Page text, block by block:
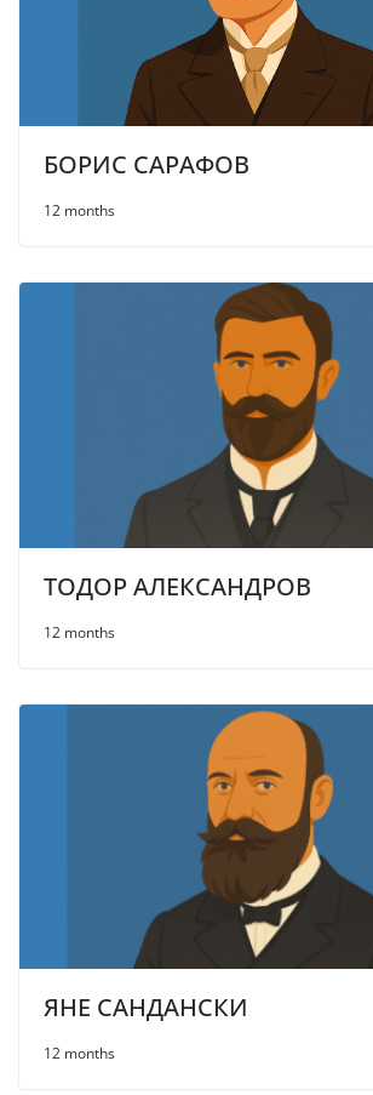
БОРИС САРАФОВ
12 months
ТОДОР АЛЕКСАНДРОВ
12 months
ЯНЕ САНДАНСКИ
12 months